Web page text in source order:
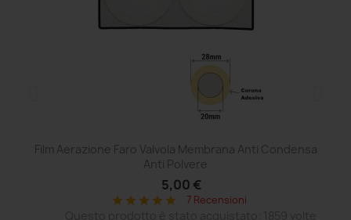
Film Aerazione Faro Valvola Membrana Anti Condensa
Anti Polvere
5,00 €
star star star star star 7 Recensioni